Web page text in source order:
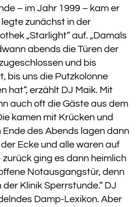
– im Jahr 1999 – kam er
zunächst in der
„Starlight“ auf. „Damals
abends die Türen der
und bis
bis uns die Putzkolonne
hat“, erzählt DJ Maik. Mit
auch oft die Gäste aus dem
kamen mit Krücken und
Ende des Abends lagen dann
Ecke und alle waren auf
zurück ging es dann heimlich
Notausgangstür, denn
der Klinik Sperrstunde.“ DJ
Damp-Lexikon. Aber